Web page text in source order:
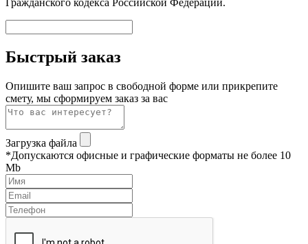
Гражданского кодекса Российской Федерации.
Быстрый заказ
Опишите ваш запрос в свободной форме или прикрепите
смету, мы сформируем заказ за вас
Загрузка файла
*Допускаются офисные и графические форматы не более 10
Mb